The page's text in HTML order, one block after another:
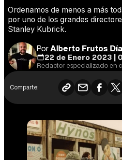
Ordenamos de menos a más
por uno de los grandes
Stanley Kubrick.
PorAlberto Frutos
22 de Enero 2023 |
Comparte: